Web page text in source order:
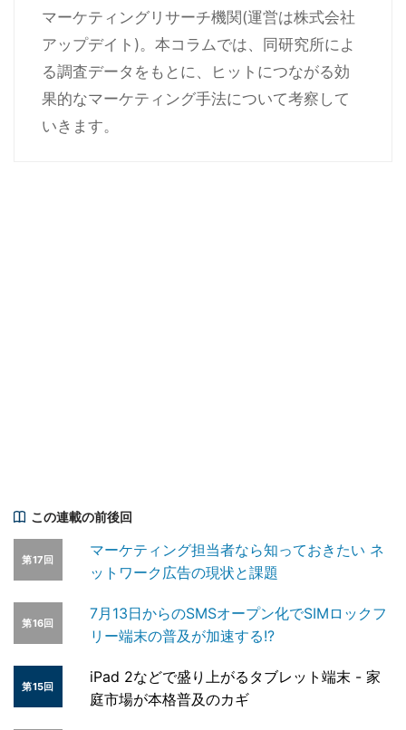
マーケティングリサーチ機関(運営は株式会社
アップデイト)。本コラムでは、同研究所によ
る調査データをもとに、ヒットにつながる効
果的なマーケティング手法について考察して
いきます。
この連載の前後回
第17回
マーケティング担当者なら知っておきたい ネ
ットワーク広告の現状と課題
第16回
7月13日からのSMSオープン化でSIMロックフ
リー端末の普及が加速する!?
第15回
iPad 2などで盛り上がるタブレット端末 - 家
庭市場が本格普及のカギ